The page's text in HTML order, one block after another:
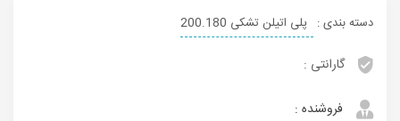
دسته بندی : پلی اتیلن تشکی 200.180
گارانتی :
فروشنده :